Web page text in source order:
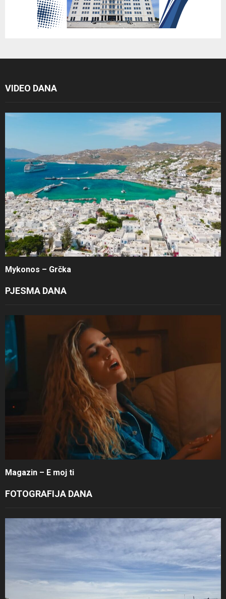
VIDEO DANA
Mykonos – Grčka
PJESMA DANA
Magazin – E moj ti
FOTOGRAFIJA DANA